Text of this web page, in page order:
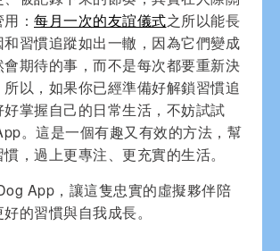
： 每月一次的友誼儀式之所以能長
習慣追蹤如出一轍，因為它們變成
期待的事，而不是每次都要重新決
以，如果你已經準備好解鎖習慣追
掌握自己的日常生活，不妨試試
。這是一個有趣又有效的方法，幫
，過上更專注、更充實的生活。
App，讓這隻忠實的虛擬夥伴陪
的習慣與自我成長。